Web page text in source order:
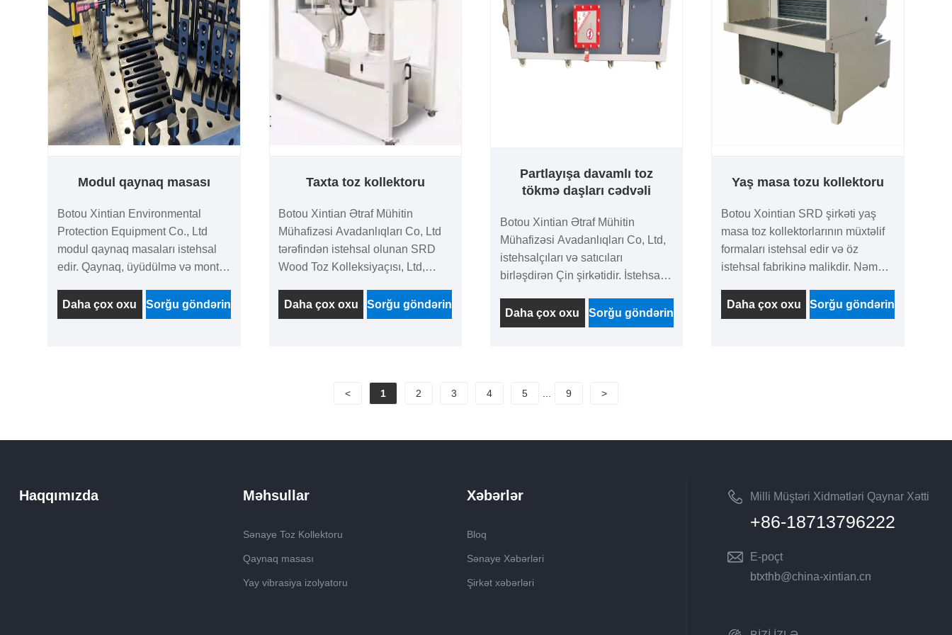
malikdir.
Modul qaynaq masası
Botou Xintian Environmental
Protection Equipment Co., Ltd
modul qaynaq masaları istehsal
edir. Qaynaq, üyüdülmə və montaj
xüsusi olaraq hazırlanmış masalar
emalatxanada qaynaq
yerləşdirmə deliklərinə və
parçasının emal ehtiyaclarını
Daha çox oxu Sorğu göndərin
Taxta toz kollektoru
Botou Xintian Ətraf Mühitin
Mühafizəsi Avadanlıqları Co, Ltd
tərəfindən istehsal olunan SRD
Wood Toz Kolleksiyaçısı, Ltd,
çıxarma cihazıdır. Siklon toz
kolleksiyaçı istehsalında təcrübə
Çində ən etibarlı ağac toz kollektor
təchizatçılarından biri oldu. Sorğu
Daha çox oxu Sorğu göndərin
Partlayışa davamlı toz
tökmə daşları cədvəli
Botou Xintian Ətraf Mühitin
Mühafizəsi Avadanlıqları Co, Ltd,
istehsalçıları və satıcıları
birləşdirən Çin şirkətidir. İstehsal
təmizləyici daşlama cədvəli,
daşlama və vakuumlama
sağlamlığını qorumaq və daşlama
Daha çox oxu Sorğu göndərin
Yaş masa tozu kollektoru
Botou Xointian SRD şirkəti yaş
masa toz kollektorlarının müxtəlif
formaları istehsal edir və öz
istehsal fabrikinə malikdir. Nəm
kiçik sənaye istehsalı və ya
laboratoriya mühitində istifadə
Daha çox oxu Sorğu göndərin
< 1 2 3 4 5 ... 9 >
Milli Müştəri Xidmətləri Qaynar Xətti
+86-18713796222
E-poçt
btxthb@china-xintian.cn
Haqqımızda Məhsullar
Sənaye Toz Kollektoru
Qaynaq masası
Yay vibrasiya izolyatoru
Xəbərlər
Bloq
Sənaye Xəbərləri
Şirkət xəbərləri